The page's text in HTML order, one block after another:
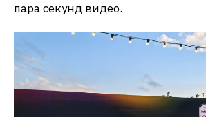
пара секунд видео.